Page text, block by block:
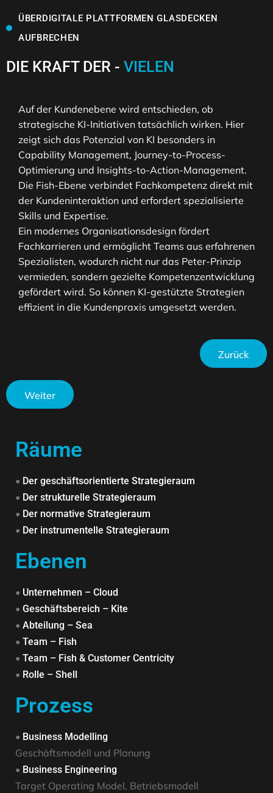
ÜBERDIGITALE PLATTFORMEN GLASDECKEN
AUFBRECHEN
DIE KRAFT DER - VIELEN
Auf der Kundenebene wird entschieden, ob
strategische KI-Initiativen tatsächlich wirken. Hier
zeigt sich das Potenzial von KI besonders in
Capability Management, Journey-to-Process-
Optimierung und Insights-to-Action-Management.
Die Fish-Ebene verbindet Fachkompetenz direkt mit
der Kundeninteraktion und erfordert spezialisierte
Skills und Expertise.
Ein modernes Organisationsdesign fördert
Fachkarrieren und ermöglicht Teams aus erfahrenen
Spezialisten, wodurch nicht nur das Peter-Prinzip
vermieden, sondern gezielte Kompetenzentwicklung
gefördert wird. So können KI-gestützte Strategien
effizient in die Kundenpraxis umgesetzt werden.
Zurück
Weiter
Räume
• Der geschäftsorientierte Strategieraum
• Der strukturelle Strategieraum
• Der normative Strategieraum
• Der instrumentelle Strategieraum
Ebenen
• Unternehmen – Cloud
• Geschäftsbereich – Kite
• Abteilung – Sea
• Team – Fish
• Team – Fish & Customer Centricity
• Rolle – Shell
Prozess
• Business Modelling
Geschäftsmodell und Planung
• Business Engineering
Target Operating Model, Betriebsmodell